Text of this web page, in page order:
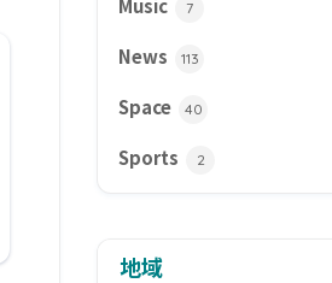
Music 7
News 113
Space 40
Sports 2
地域